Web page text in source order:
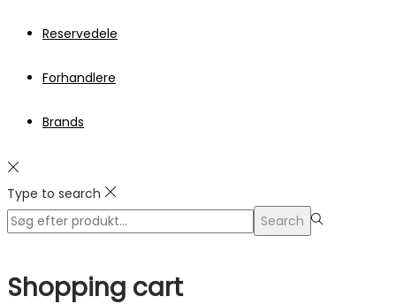
Reservedele
Forhandlere
Brands
Type to search
Search
Search
Shopping cart